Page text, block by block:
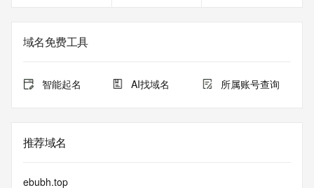
域名免费工具
智能起名 AI找域名 所属账号查询
推荐域名
ebubh.top